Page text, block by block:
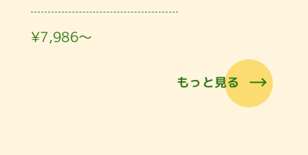
¥7,986〜
もっと見る